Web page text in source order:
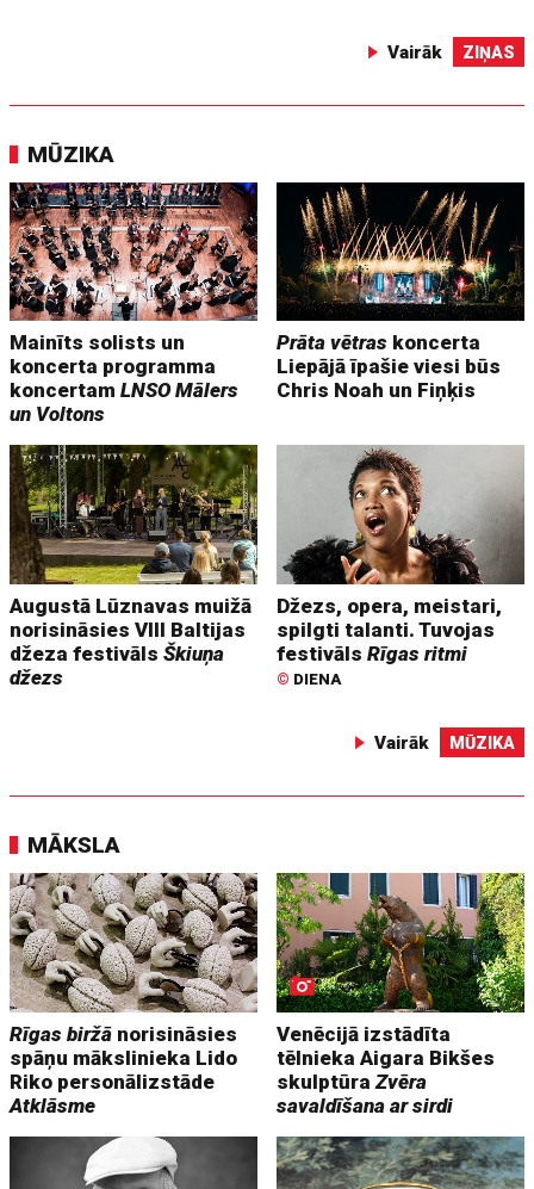
Vairāk ZIŅAS
MŪZIKA
Mainīts solists un
koncerta programma
koncertamLNSO Mālers
un Voltons
Prāta vētras koncerta
Liepājā īpašie viesi būs
Chris Noah un Fiņķis
Augustā Lūznavas muižā
norisināsies VIII Baltijas
džeza festivālsŠkiuņa
džezs
Džezs, opera, meistari,
spilgti talanti. Tuvojas
festivālsRīgas ritmi
© DIENA
Vairāk MŪZIKA
MĀKSLA
Rīgas biržā norisināsies
spāņu mākslinieka Lido
Riko personālizstāde
Atklāsme
Venēcijā izstādīta
tēlnieka Aigara Bikšes
skulptūraZvēra
savaldīšana ar sirdi